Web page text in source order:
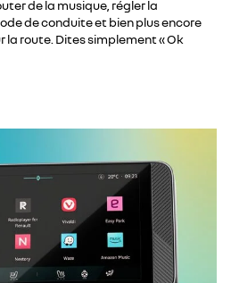
de la musique, régler la
de conduite et bien plus encore
la route. Dites simplement « Ok